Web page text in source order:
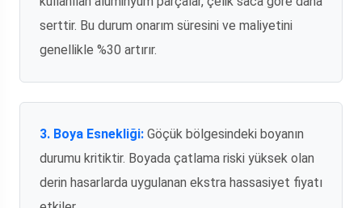
serttir. Bu durum onarım süresini ve maliyetini
genellikle %30 artırır.
3. Boya Esnekliği: Göçük bölgesindeki boyanın
durumu kritiktir. Boyada çatlama riski yüksek olan
derin hasarlarda uygulanan ekstra hassasiyet fiyatı